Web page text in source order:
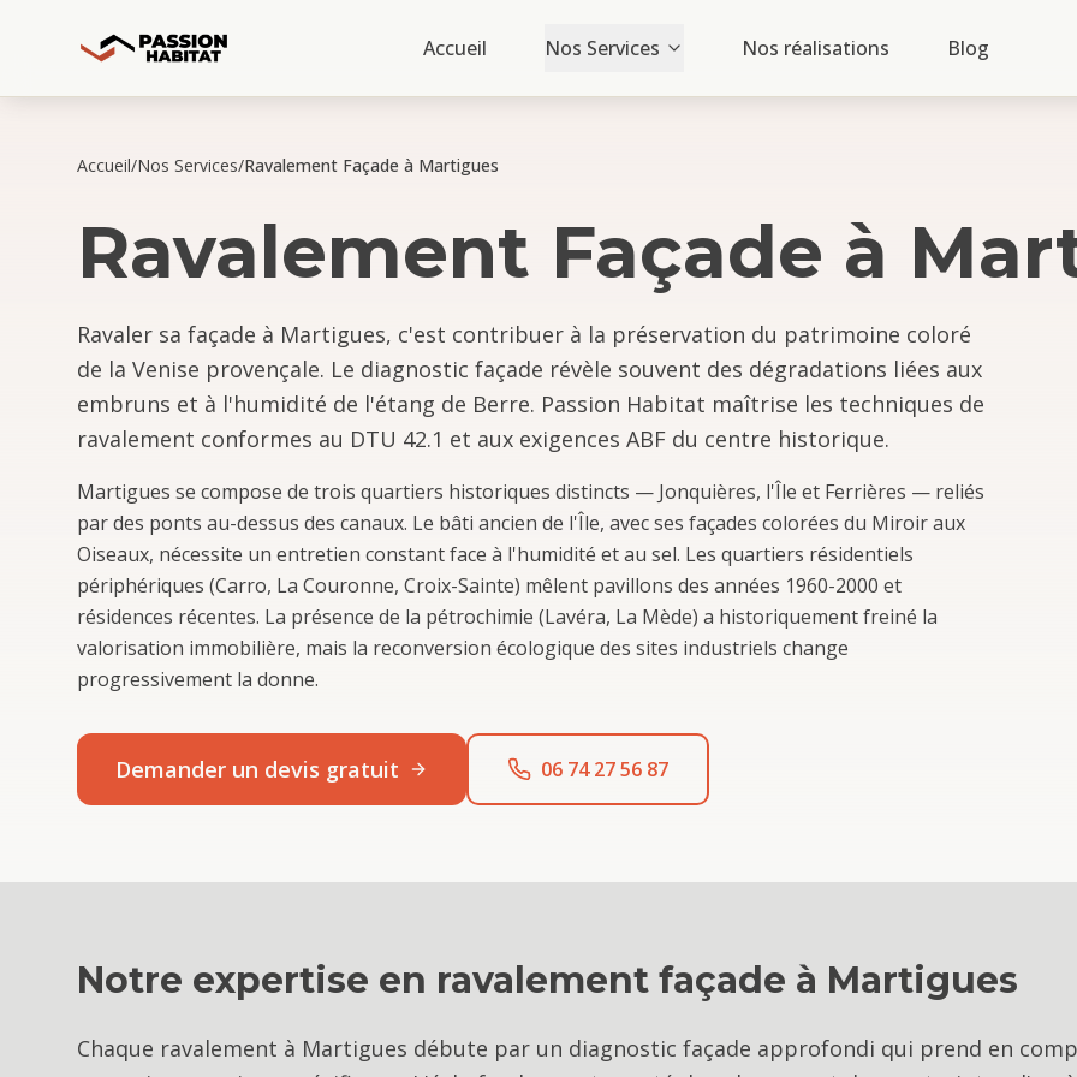
Accueil Nos Services Nos réalisations Blog
Accueil/Nos Services/Ravalement Façade à Martigues
Ravalement Façade à
Ravaler sa façade à Martigues, c'est contribuer à la préservation du patrimoine coloré
de la Venise provençale. Le diagnostic façade révèle souvent des dégradations liées aux
embruns et à l'humidité de l'étang de Berre. Passion Habitat maîtrise les techniques de
ravalement conformes au DTU 42.1 et aux exigences ABF du centre historique.
Martigues se compose de trois quartiers historiques distincts — Jonquières, l'Île et Ferrières — reliés
par des ponts au-dessus des canaux. Le bâti ancien de l'Île, avec ses façades colorées du Miroir aux
Oiseaux, nécessite un entretien constant face à l'humidité et au sel. Les quartiers résidentiels
périphériques (Carro, La Couronne, Croix-Sainte) mêlent pavillons des années 1960-2000 et
résidences récentes. La présence de la pétrochimie (Lavéra, La Mède) a historiquement freiné la
valorisation immobilière, mais la reconversion écologique des sites industriels change
progressivement la donne.
Demander un devis gratuit 06 74 27 56 87
Notre expertise en ravalement façade à Martigues
Chaque ravalement à Martigues débute par un diagnostic façade approfondi qui prend en